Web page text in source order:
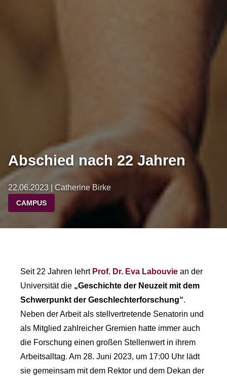
Abschied nach 22 Jahren
22.06.2023 | Catherine Birke
CAMPUS
Seit 22 Jahren lehrt Prof. Dr. Eva Labouvie an der
Universität die „Geschichte der Neuzeit mit dem
Schwerpunkt der Geschlechterforschung“.
Neben der Arbeit als stellvertretende Senatorin und
als Mitglied zahlreicher Gremien hatte immer auch
die Forschung einen großen Stellenwert in ihrem
Arbeitsalltag. Am 28. Juni 2023, um 17:00 Uhr lädt
sie gemeinsam mit dem Rektor und dem Dekan der